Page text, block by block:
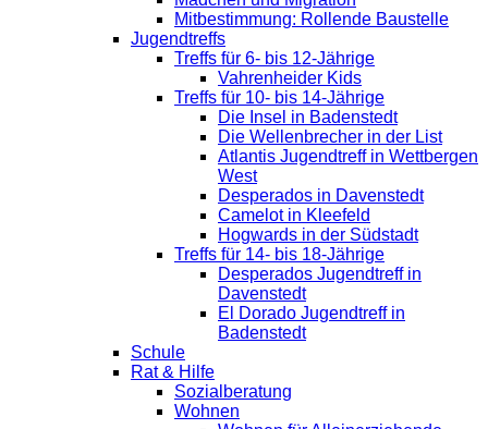
Mitbestimmung: Rollende Baustelle
Jugendtreffs
Treffs für 6- bis 12-Jährige
Vahrenheider Kids
Treffs für 10- bis 14-Jährige
Die Insel in Badenstedt
Die Wellenbrecher in der List
Atlantis Jugendtreff in Wettbergen
West
Desperados in Davenstedt
Camelot in Kleefeld
Hogwards in der Südstadt
Treffs für 14- bis 18-Jährige
Desperados Jugendtreff in
Davenstedt
El Dorado Jugendtreff in
Badenstedt
Schule
Rat & Hilfe
Sozialberatung
Wohnen